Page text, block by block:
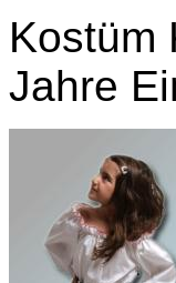
Kostüm
Jahre